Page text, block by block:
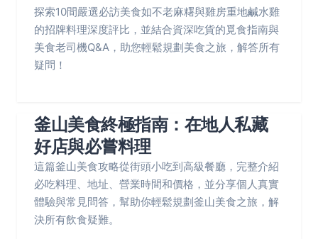
探索10間嚴選必訪美食如不老麻糬與雞房重地鹹水雞
的招牌料理深度評比，並結合資深吃貨的覓食指南與
美食老司機Q&A，助您輕鬆規劃美食之旅，解答所有
疑問！
釜山美食終極指南：在地人私藏
好店與必嘗料理
這篇釜山美食攻略從街頭小吃到高級餐廳，完整介紹
必吃料理、地址、營業時間和價格，並分享個人真實
體驗與常見問答，幫助你輕鬆規劃釜山美食之旅，解
決所有飲食疑難。